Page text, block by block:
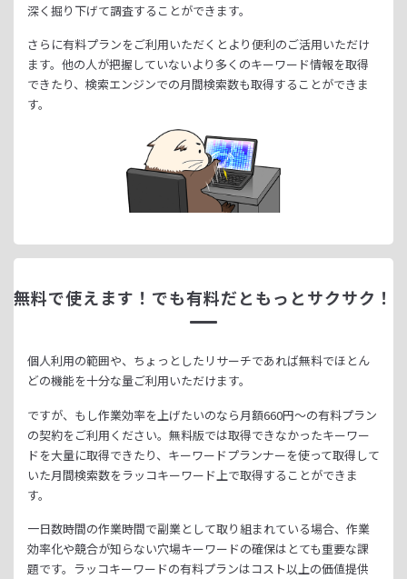
深く掘り下げて調査することができます。
さらに有料プランをご利用いただくとより便利のご活用いただけ
ます。 他の人が把握していないより多くのキーワード情報を取得
できたり、 検索エンジンでの月間検索数も取得することができま
す。
無料で使えます！ でも有料だともっとサクサク！
個人利用の範囲や、ちょっとしたリサーチであれば無料でほとん
どの機能を十分な量ご利用いただけます。
ですが、もし作業効率を上げたいのなら月額660円～の有料プラン
の契約をご利用ください。 無料版では取得できなかったキーワー
ドを大量に取得できたり、 キーワードプランナーを使って取得して
いた月間検索数をラッコキーワード上で取得することができま
す。
一日数時間の作業時間で副業として取り組まれている場合、 作業
効率化や競合が知らない穴場キーワードの確保はとても重要な課
題です。 ラッコキーワードの有料プランはコスト以上の価値提供